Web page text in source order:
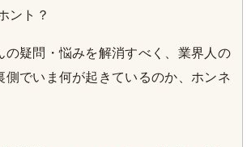
ント？
の疑問・悩みを解消すべく、業界人の
側でいま何が起きているのか、ホンネ